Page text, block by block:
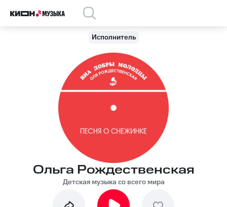
Исполнитель
Ольга Рождественская
Детская музыка со всего мира